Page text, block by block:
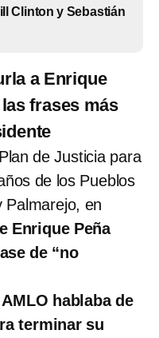
Clinton y Sebastián
a Enrique
frases más
de Justicia para
de los Pueblos
Palmarejo, en
Enrique Peña
de “no
AMLO hablaba de
terminar su